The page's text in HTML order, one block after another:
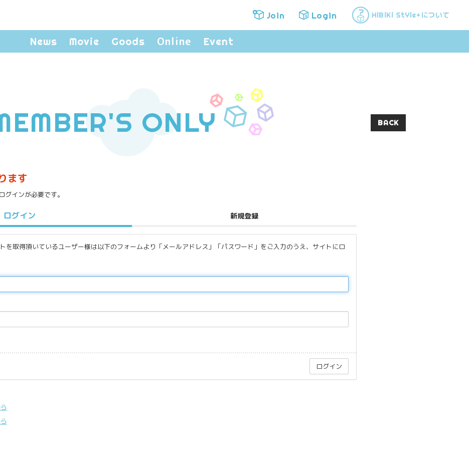
Join
Join Login HiBiKi StYle+ について
News Movie Goods Online Event
ONLY BACK
ます
インが必要です。
ログイン 新規登録
を取得頂いているユーザー様は以下のフォームより「メールアドレス」「パスワード」をご入力のうえ、サイトにロ